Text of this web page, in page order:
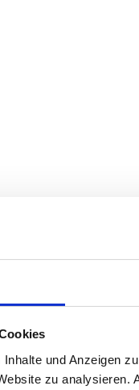
und Anzeigen
zu